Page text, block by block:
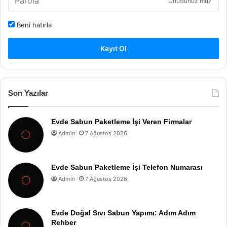
Beni hatırla
Kayıt Ol
Son Yazılar
Evde Sabun Paketleme İşi Veren Firmalar
Admin 7 Ağustos 2026
Evde Sabun Paketleme İşi Telefon Numarası
Admin 7 Ağustos 2026
Evde Doğal Sıvı Sabun Yapımı: Adım Adım
Rehber